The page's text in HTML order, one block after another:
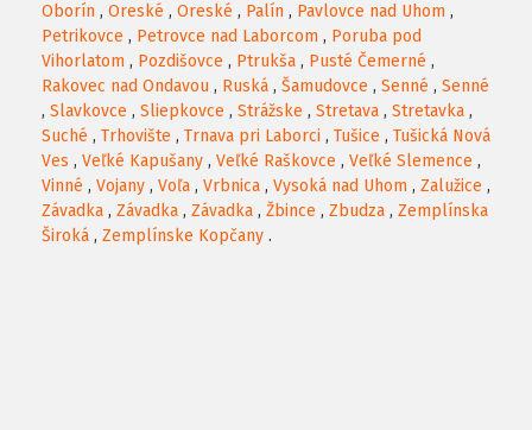
Oborín , Oreské , Oreské , Palín , Pavlovce nad Uhom ,
Petrikovce , Petrovce nad Laborcom , Poruba pod
Vihorlatom , Pozdišovce , Ptrukša , Pusté Čemerné ,
Rakovec nad Ondavou , Ruská , Šamudovce , Senné , Senné
, Slavkovce , Sliepkovce , Strážske , Stretava , Stretavka ,
Suché , Trhovište , Trnava pri Laborci , Tušice , Tušická Nová
Ves , Veľké Kapušany , Veľké Raškovce , Veľké Slemence ,
Vinné , Vojany , Voľa , Vrbnica , Vysoká nad Uhom , Zalužice ,
Závadka , Závadka , Závadka , Žbince , Zbudza , Zemplínska
Široká , Zemplínske Kopčany .